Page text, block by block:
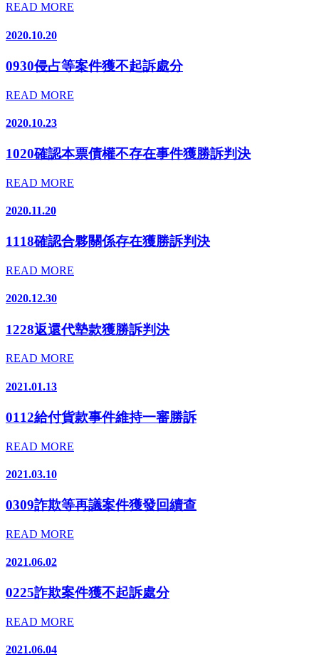
READ MORE
2020.10.20
0930侵占等案件獲不起訴處分
READ MORE
2020.10.23
1020確認本票債權不存在事件獲勝訴判決
READ MORE
2020.11.20
1118確認合夥關係存在獲勝訴判決
READ MORE
2020.12.30
1228返還代墊款獲勝訴判決
READ MORE
2021.01.13
0112給付貨款事件維持一審勝訴
READ MORE
2021.03.10
0309詐欺等再議案件獲發回續查
READ MORE
2021.06.02
0225詐欺案件獲不起訴處分
READ MORE
2021.06.04